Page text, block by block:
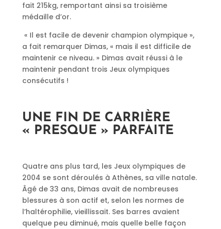
fait 215kg, remportant ainsi sa troisième
médaille d’or.
« Il est facile de devenir champion olympique »,
a fait remarquer Dimas, « mais il est difficile de
maintenir ce niveau. » Dimas avait réussi à le
maintenir pendant trois Jeux olympiques
consécutifs !
UNE FIN DE CARRIÈRE
« PRESQUE » PARFAITE
Quatre ans plus tard, les Jeux olympiques de
2004 se sont déroulés à Athènes, sa ville natale.
Âgé de 33 ans, Dimas avait de nombreuses
blessures à son actif et, selon les normes de
l’haltérophilie, vieillissait. Ses barres avaient
quelque peu diminué, mais quelle belle façon